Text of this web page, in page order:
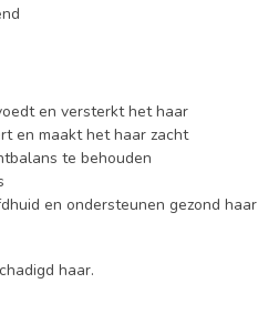
en versterkt het haar
en maakt het haar zacht
te behouden
en ondersteunen gezond haar
haar.